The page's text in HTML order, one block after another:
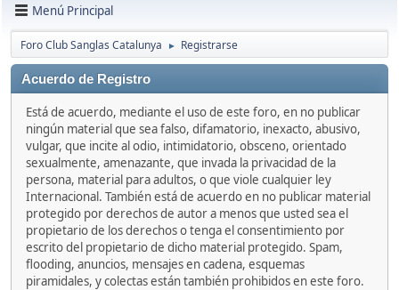
Menú Principal
Foro Club Sanglas Catalunya ► Registrarse
Acuerdo de Registro
Está de acuerdo, mediante el uso de este foro, en no publicar
ningún material que sea falso, difamatorio, inexacto, abusivo,
vulgar, que incite al odio, intimidatorio, obsceno, orientado
sexualmente, amenazante, que invada la privacidad de la
persona, material para adultos, o que viole cualquier ley
Internacional. También está de acuerdo en no publicar material
protegido por derechos de autor a menos que usted sea el
propietario de los derechos o tenga el consentimiento por
escrito del propietario de dicho material protegido. Spam,
flooding, anuncios, mensajes en cadena, esquemas
piramidales, y colectas están también prohibidos en este foro.